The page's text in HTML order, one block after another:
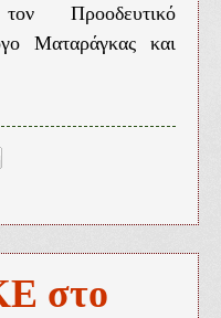
Προοδευτικό
Ματαράγκας και
στο